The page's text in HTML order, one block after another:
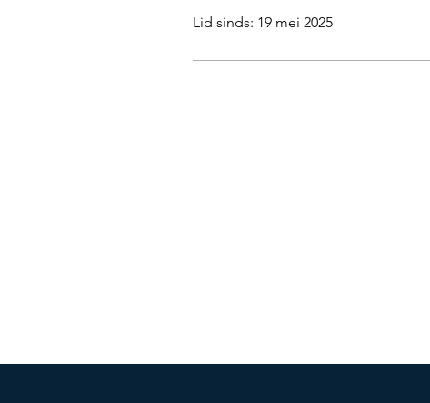
Lid sinds: 19 mei 2025